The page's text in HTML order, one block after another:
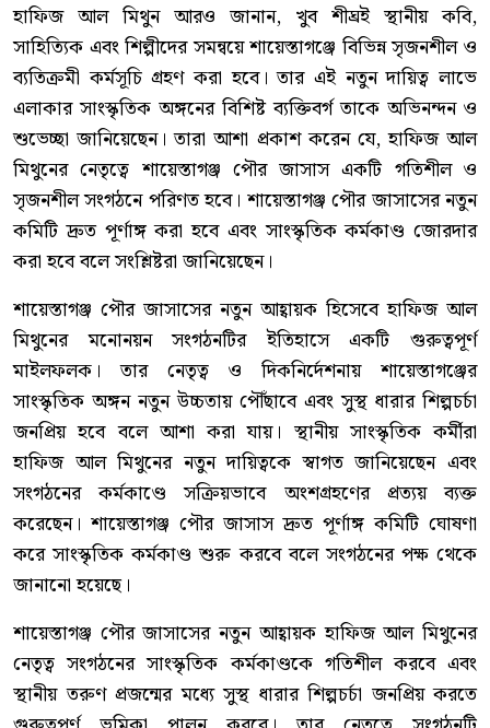
​হাফিজ আল মিথুন আরও জানান, খুব শীঘ্রই স্থানীয় কবি,
সাহিত্যিক এবং শিল্পীদের সমন্বয়ে শায়েস্তাগঞ্জে বিভিন্ন সৃজনশীল ও
ব্যতিক্রমী কর্মসূচি গ্রহণ করা হবে। তার এই নতুন দায়িত্ব লাভে
এলাকার সাংস্কৃতিক অঙ্গনের বিশিষ্ট ব্যক্তিবর্গ তাকে অভিনন্দন ও
শুভেচ্ছা জানিয়েছেন। তারা আশা প্রকাশ করেন যে, হাফিজ আল
মিথুনের নেতৃত্বে শায়েস্তাগঞ্জ পৌর জাসাস একটি গতিশীল ও
সৃজনশীল সংগঠনে পরিণত হবে। শায়েস্তাগঞ্জ পৌর জাসাসের নতুন
কমিটি দ্রুত পূর্ণাঙ্গ করা হবে এবং সাংস্কৃতিক কর্মকাণ্ড জোরদার
করা হবে বলে সংশ্লিষ্টরা জানিয়েছেন।
​শায়েস্তাগঞ্জ পৌর জাসাসের নতুন আহ্বায়ক হিসেবে হাফিজ আল
মিথুনের মনোনয়ন সংগঠনটির ইতিহাসে একটি গুরুত্বপূর্ণ
মাইলফলক। তার নেতৃত্ব ও দিকনির্দেশনায় শায়েস্তাগঞ্জের
সাংস্কৃতিক অঙ্গন নতুন উচ্চতায় পৌঁছাবে এবং সুস্থ ধারার শিল্পচর্চা
জনপ্রিয় হবে বলে আশা করা যায়। স্থানীয় সাংস্কৃতিক কর্মীরা
হাফিজ আল মিথুনের নতুন দায়িত্বকে স্বাগত জানিয়েছেন এবং
সংগঠনের কর্মকাণ্ডে সক্রিয়ভাবে অংশগ্রহণের প্রত্যয় ব্যক্ত
করেছেন। শায়েস্তাগঞ্জ পৌর জাসাস দ্রুত পূর্ণাঙ্গ কমিটি ঘোষণা
করে সাংস্কৃতিক কর্মকাণ্ড শুরু করবে বলে সংগঠনের পক্ষ থেকে
জানানো হয়েছে।
শায়েস্তাগঞ্জ পৌর জাসাসের নতুন আহ্বায়ক হাফিজ আল মিথুনের
নেতৃত্ব সংগঠনের সাংস্কৃতিক কর্মকাণ্ডকে গতিশীল করবে এবং
স্থানীয় তরুণ প্রজন্মের মধ্যে সুস্থ ধারার শিল্পচর্চা জনপ্রিয় করতে